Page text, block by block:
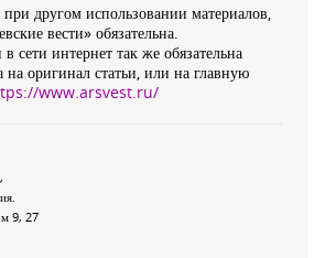
другом использовании материалов,
вести» обязательна.
сети интернет так же обязательна
на оригинал статьи, или на главную
www.arsvest.ru/
,
9, 27